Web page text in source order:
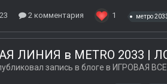
2 комментария 1 метро
ЛИНИЯ в METRO 2033 |
запись в блоге в ИГРОВАЯ